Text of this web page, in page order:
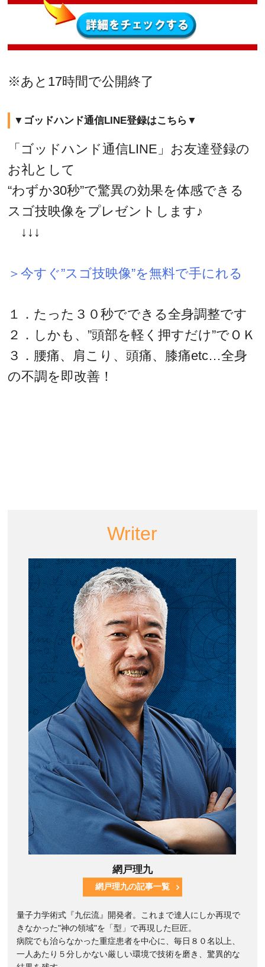
※あと17時間で公開終了
▼ゴッドハンド通信LINE登録はこちら▼
「ゴッドハンド通信LINE」お友達登録の
お礼として
“わずか30秒”で驚異の効果を体感できる
スゴ技映像をプレゼントします♪
↓↓↓
＞今すぐ”スゴ技映像”を無料で手にれる
１．たった３０秒でできる全身調整です
２．しかも、”頭部を軽く押すだけ”でＯＫ
３．腰痛、肩こり、頭痛、膝痛etc…全身
の不調を即改善！
Writer
網戸理九
網戸理九の記事一覧
量子力学術式『九伝流』開発者。これまで達人にしか再現で
きなかった"神の領域"を「型」で再現した巨匠。
病院でも治らなかった重症患者を中心に、毎日８０名以上、
一人あたり５分しかない厳しい環境で技術を磨き、驚異的な